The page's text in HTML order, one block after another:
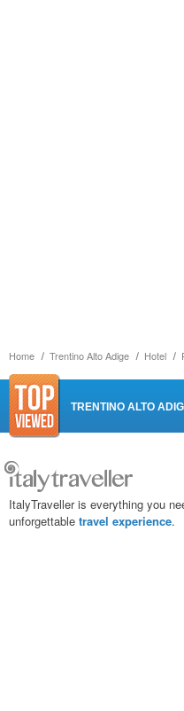
Home Trentino Alto Adige Hotel
TRENTINO ALTO
ItalyTraveller is everything you
unforgettable travel experience.